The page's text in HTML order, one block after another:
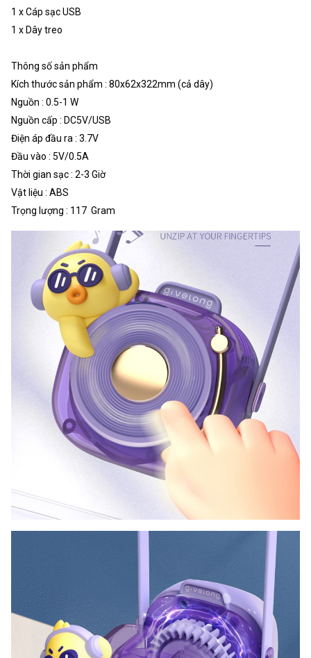
1 x Cáp sạc USB
1 x Dây treo
Thông số sản phẩm
Kích thước sản phẩm : 80x62x322mm (cả dây)
Nguồn : 0.5-1 W
Nguồn cấp : DC5V/USB
Điện áp đầu ra : 3.7V
Đầu vào : 5V/0.5A
Thời gian sạc : 2-3 Giờ
Vật liệu : ABS
Trọng lượng : 117 Gram